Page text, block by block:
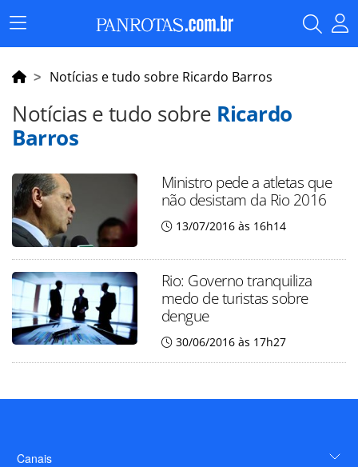
Menu
Principal
Notícias e tudo sobre Ricardo Barros
Notícias e tudo sobre Ricardo
Barros
Ministro pede a atletas que
não desistam da Rio 2016
13/07/2016 às 16h14
Rio: Governo tranquiliza
medo de turistas sobre
dengue
30/06/2016 às 17h27
Canais